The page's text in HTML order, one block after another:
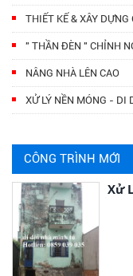
THIẾT KẾ & XÂY
" THẦN ĐÈN " CHỈNH
NÂNG NHÀ LÊN CAO
XỬ LÝ NỀN MÓNG - DI
CÔNG TRÌNH MỚI
Xử